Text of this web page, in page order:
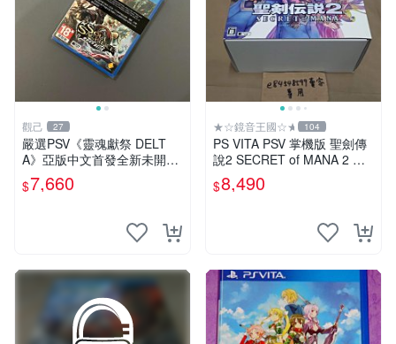
觀己 27
嚴選PSV《靈魂獻祭 DELT
A》亞版中文首發全新未開封
遊戲/software/game 新臺版
PS Vita 游戲
$7,660
★☆鏡音王國☆★ 104
PS VITA PSV 掌機版 聖劍傳
說2 SECRET of MANA 2 瑪
娜傳奇 純日版 限定版 收藏家
版 典藏版
$8,490